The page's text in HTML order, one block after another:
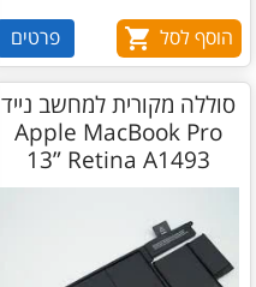
הוסף לסל פרטים
סוללה מקורית למחשב נייד
Apple MacBook Pro
13” Retina A1493